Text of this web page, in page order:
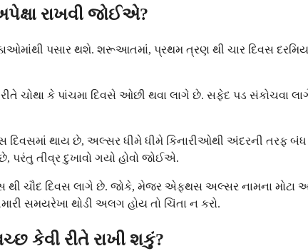
રાખવી જોઈએ?
પસાર થશે. શરૂઆતમાં, પ્રથમ ત્રણ થી ચાર દિવસ
ચોથા કે પાંચમા દિવસે ઓછી થવા લાગે છે. સફેદ પડ સંકોચવા
દિવસમાં થાય છે, અલ્સર ધીમે ધીમે કિનારીઓથી અંદરની તરફ
પરંતુ તીવ્ર દુખાવો ગયો હોવો જોઈએ.
થી ચૌદ દિવસ લાગે છે. જોકે, મેજર એફથસ અલ્સર નામના
સમયરેખા થોડી અલગ હોય તો ચિંતા ન કરો.
કેવી રીતે રાખી શકું?